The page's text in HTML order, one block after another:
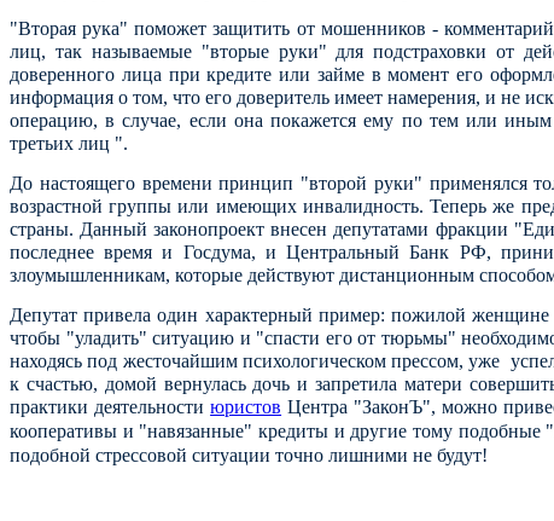
"Вторая рука" поможет защитить от мошенников -
лиц, так называемые "вторые руки" для подстраховки от
доверенного лица при кредите или займе в момент его
информация о том, что его доверитель имеет намерения, и не
операцию, в случае, если она покажется ему по тем или
третьих лиц ".
До настоящего времени принцип "второй руки" применялся
возрастной группы или имеющих инвалидность. Теперь же
страны. Данный законопроект внесен депутатами фракции
последнее время и Госдума, и Центральный Банк РФ,
злоумышленникам, которые действуют дистанционным
Депутат привела один характерный пример: пожилой
чтобы "уладить" ситуацию и "спасти его от тюрьмы"
находясь под жесточайшим психологическом прессом, уже
к счастью, домой вернулась дочь и запретила матери
практики деятельностиюристов Центра "ЗаконЪ", можно
кооперативы и "навязанные" кредиты и другие тому подобные
подобной стрессовой ситуации точно лишними не будут!